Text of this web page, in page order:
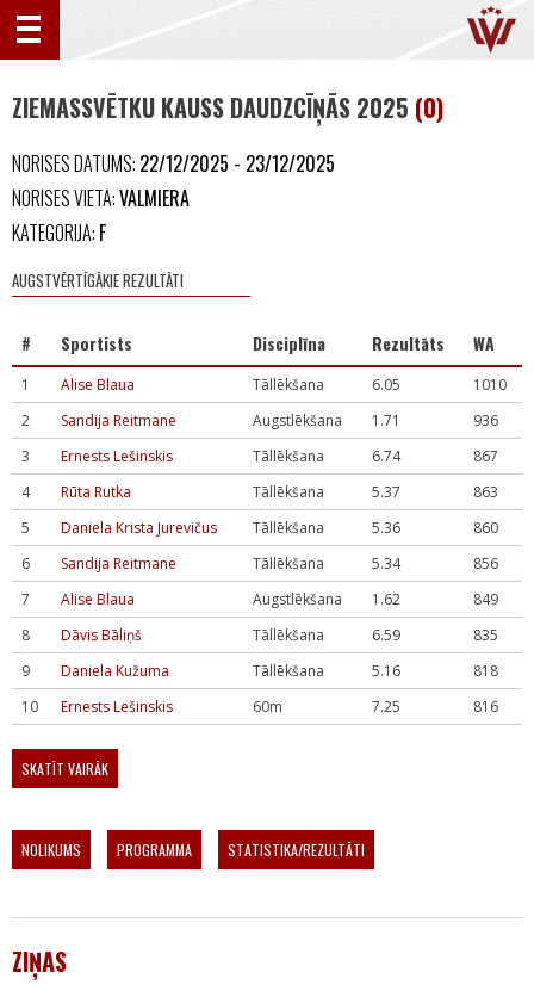
ZIEMASSVĒTKU KAUSS DAUDZCĪŅĀS 2025 (0)
NORISES DATUMS: 22/12/2025 - 23/12/2025
NORISES VIETA:VALMIERA
KATEGORIJA: F
AUGSTVĒRTĪGĀKIE REZULTĀTI
# Sportists Disciplīna Rezultāts WA
1 Alise Blaua Tāllēkšana 6.05
1010
2
Sandija Reitmane Augstlēkšana 1.71
936
3
Ernests Lešinskis Tāllēkšana 6.74
867
4
Rūta Rutka Tāllēkšana 5.37
863
5
Daniela Krista Jurevičus Tāllēkšana 5.36
860
6
Sandija Reitmane Tāllēkšana 5.34
856
7
Alise Blaua Augstlēkšana 1.62
849
8
Dāvis Bāliņš Tāllēkšana 6.59
835
9
Daniela Kužuma Tāllēkšana 5.16
818
10
Ernests Lešinskis 60m 7.25 816
SKATĪT VAIRĀK
NOLIKUMS PROGRAMMA STATISTIKA/REZULTĀTI
ZIŅAS